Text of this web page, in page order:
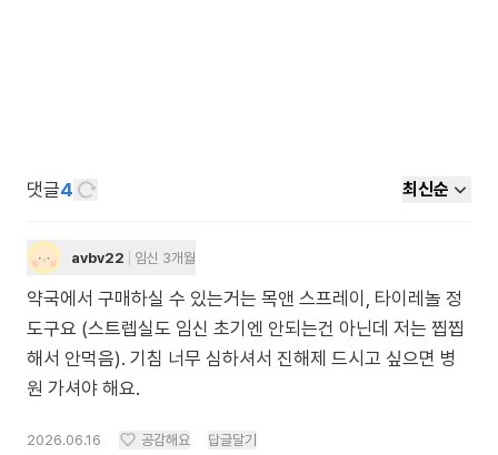
댓글4 최신순
avbv22 임신 3개월
약국에서 구매하실 수 있는거는 목앤 스프레이, 타이레놀 정
도구요 (스트렙실도 임신 초기엔 안되는건 아닌데 저는 찝찝
해서 안먹음). 기침 너무 심하셔서 진해제 드시고 싶으면 병
원 가셔야 해요.
2026.06.16 공감해요 답글달기